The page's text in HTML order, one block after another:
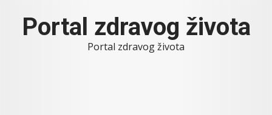
contentPortal zdravog života
Portal zdravog života